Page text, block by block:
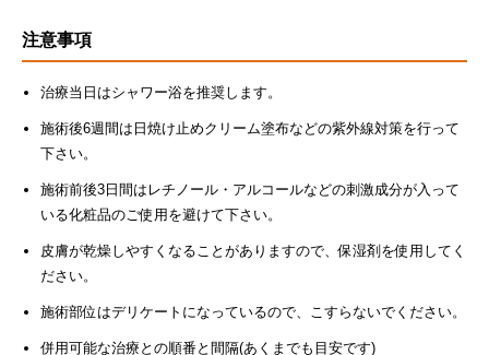
注意事項
治療当日はシャワー浴を推奨します。
施術後6週間は日焼け止めクリーム塗布などの紫外線対策を行って
下さい。
施術前後3日間はレチノール・アルコールなどの刺激成分が入って
いる化粧品のご使用を避けて下さい。
皮膚が乾燥しやすくなることがありますので、保湿剤を使用してく
ださい。
施術部位はデリケートになっているので、こすらないでください。
併用可能な治療との順番と間隔(あくまでも目安です)